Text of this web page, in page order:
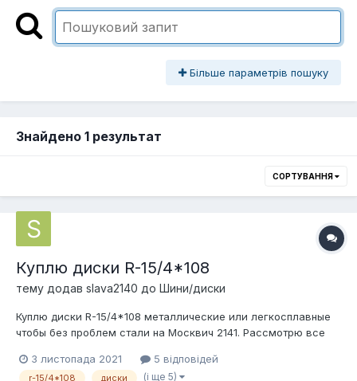
Більше параметрів пошуку
Знайдено 1 результат
СОРТУВАННЯ
Куплю диски R-15/4*108
тему додав slava2140 до Шини/диски
Куплю диски R-15/4*108 металлические или легкосплавные
чтобы без проблем стали на Москвич 2141. Рассмотрю все
3 листопада 2021
5 відповідей
r-15/4*108 диски (і ще 5)